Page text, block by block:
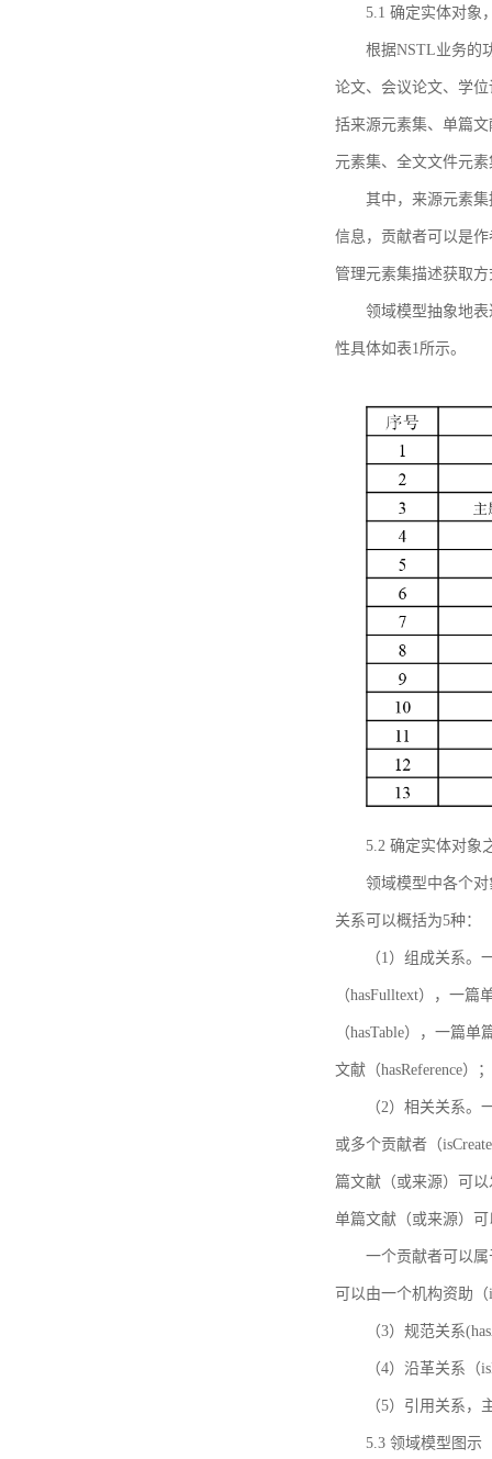
5.1 确定实体对象
根据NSTL业务的
论文、会议论文、学
括来源元素集、单篇
元素集、全文文件元
其中，来源元素
信息，贡献者可以是
管理元素集描述获取
领域模型抽象地
性具体如表1所示。
5.2 确定实体对象
领域模型中各个
关系可以概括为5种：
（1）组成关系
（hasFulltext），一
（hasTable），一篇
文献（hasReference）；
（2）相关关系
或多个贡献者（
篇文献（或来源）可
单篇文献（或来源）可
一个贡献者可以
可以由一个机构资助（
（3）规范关系
（4）沿革关系
（5）引用关系，
5.3 领域模型图示